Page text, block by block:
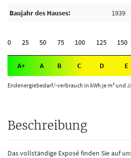
Baujahr des Hauses 1939
0 25 50 75 100 125 150
A+ A B C D E
Endenergiebedarf/-verbrauch in kWh je m² und
Beschreibung
Das vollständige Exposé finden Sie auf